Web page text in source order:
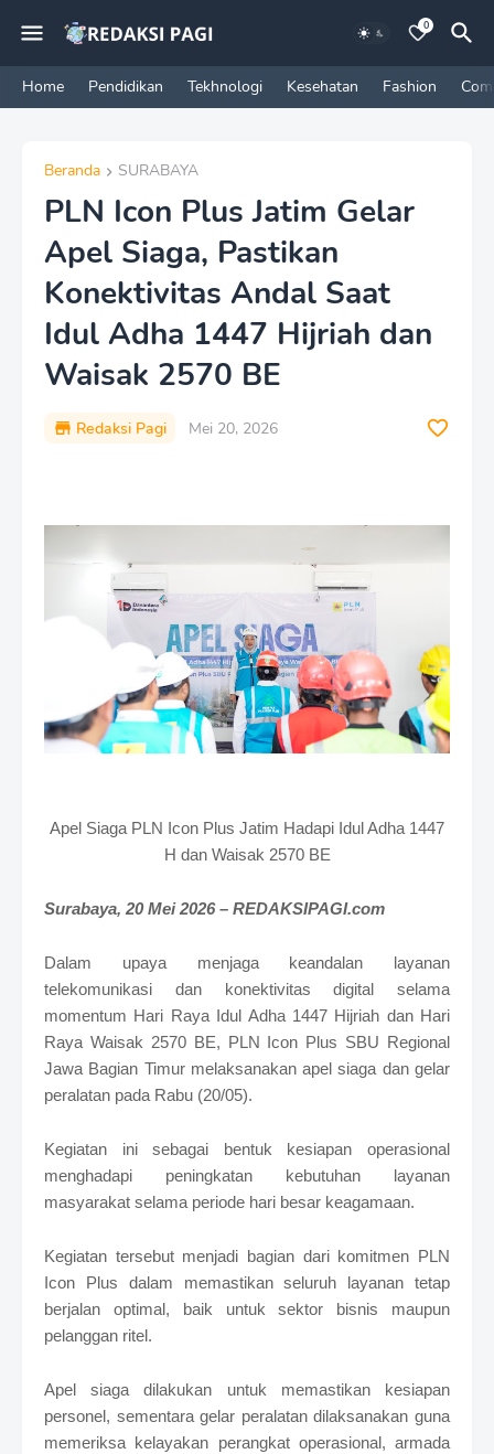
0
Home Pendidikan Tekhnologi Kesehatan Fashion
Beranda SURABAYA
PLN Icon Plus Jatim Gelar
Apel Siaga, Pastikan
Konektivitas Andal Saat
Idul Adha 1447 Hijriah dan
Waisak 2570 BE
Redaksi Pagi Mei 20, 2026
Apel Siaga PLN Icon Plus Jatim Hadapi Idul Adha 1447
H dan Waisak 2570 BE
Surabaya, 20 Mei 2026 – REDAKSIPAGI.com
Dalam upaya menjaga keandalan layanan
telekomunikasi dan konektivitas digital selama
momentum Hari Raya Idul Adha 1447 Hijriah dan Hari
Raya Waisak 2570 BE, PLN Icon Plus SBU Regional
Jawa Bagian Timur melaksanakan apel siaga dan gelar
peralatan pada Rabu (20/05).
Kegiatan ini sebagai bentuk kesiapan operasional
menghadapi peningkatan kebutuhan layanan
masyarakat selama periode hari besar keagamaan.
Kegiatan tersebut menjadi bagian dari komitmen PLN
Icon Plus dalam memastikan seluruh layanan tetap
berjalan optimal, baik untuk sektor bisnis maupun
pelanggan ritel.
Apel siaga dilakukan untuk memastikan kesiapan
personel, sementara gelar peralatan dilaksanakan guna
memeriksa kelayakan perangkat operasional, armada
y
h
a
s
W
t
S
h
r
o
f
e
p
l
t
e
s